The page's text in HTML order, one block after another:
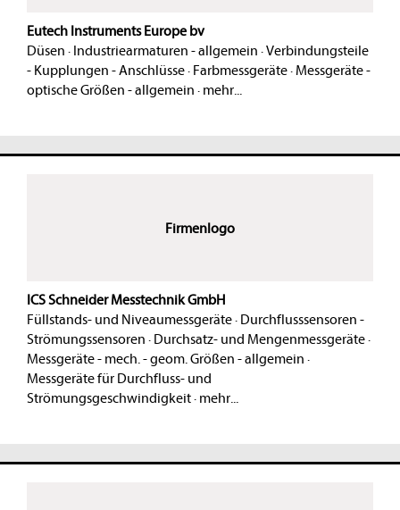
Eutech Instruments Europe bv
Düsen · Industriearmaturen - allgemein ·Verbindungsteile
- Kupplungen - Anschlüsse· Farbmessgeräte· Messgeräte -
optische Größen - allgemein · mehr...
Firmenlogo
ICS Schneider Messtechnik GmbH
Füllstands- und Niveaumessgeräte· Durchflusssensoren -
Strömungssensoren · Durchsatz- und Mengenmessgeräte·
Messgeräte - mech. - geom. Größen - allgemein ·
Messgeräte für Durchfluss- und
Strömungsgeschwindigkeit· mehr...